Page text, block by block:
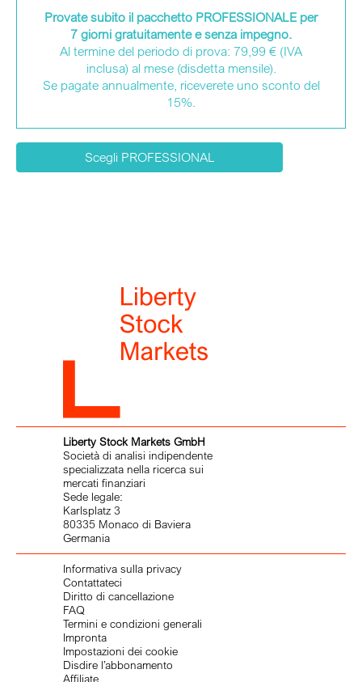
Provate subito il pacchetto PROFESSIONALE per
7 giorni gratuitamente e senza impegno.
Al termine del periodo di prova: 79,99 € (IVA
inclusa) al mese (disdetta mensile).
Se pagate annualmente, riceverete uno sconto del
15%.
Scegli PROFESSIONAL
Liberty Stock Markets GmbH
Società di analisi indipendente
specializzata nella ricerca sui
mercati finanziari
Sede legale:
Karlsplatz 3
80335 Monaco di Baviera
Germania
Informativa sulla privacy
Contattateci
Diritto di cancellazione
FAQ
Termini e condizioni generali
Impronta
Impostazioni dei cookie
Disdire l’abbonamento
Affiliate